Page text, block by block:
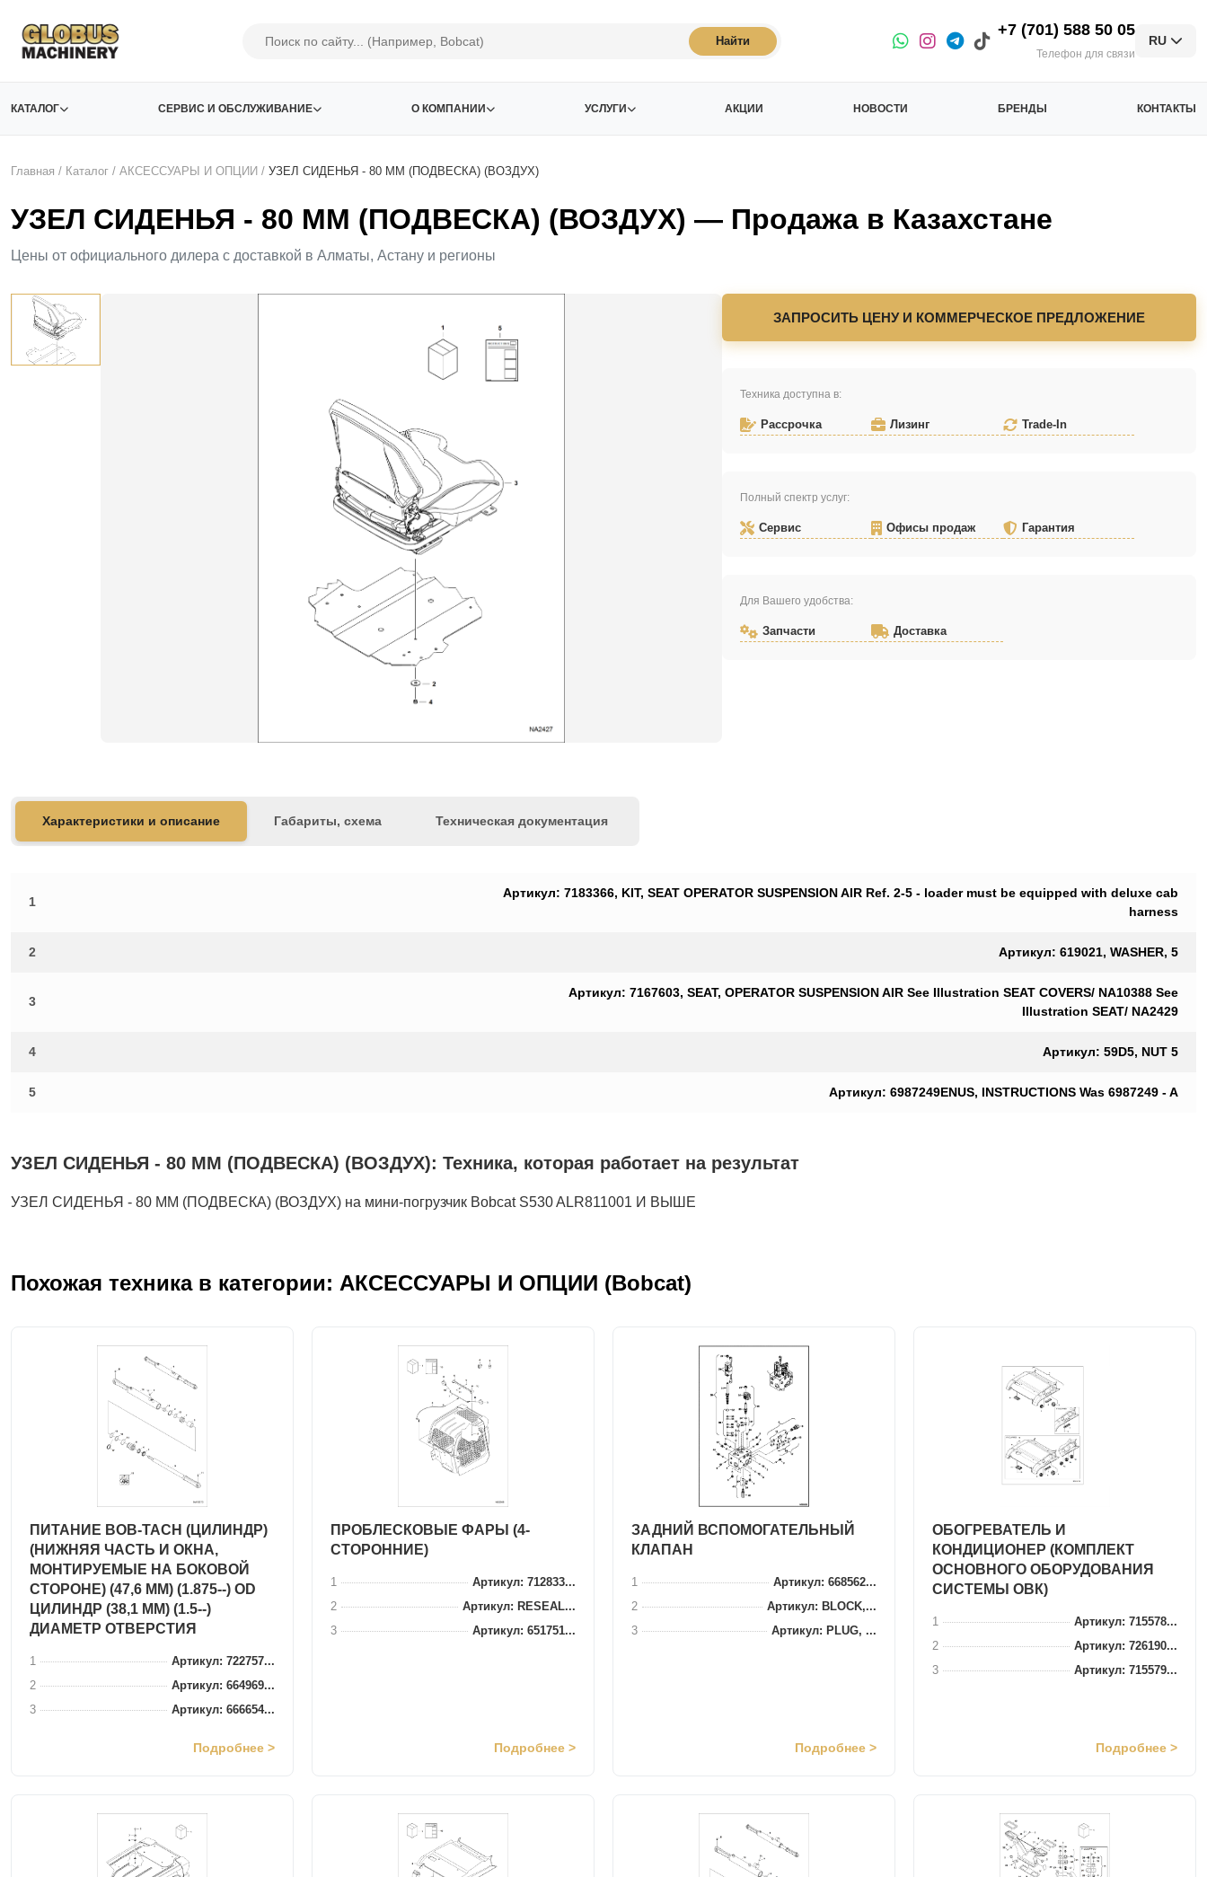
Найти
+7 (701) 588 50 05
Телефон для связи
RU
КАТАЛОГ СЕРВИС И ОБСЛУЖИВАНИЕ О КОМПАНИИ УСЛУГИ АКЦИИ НОВОСТИ БРЕНДЫ КОНТАКТЫ
Главная / Каталог / АКСЕСCУАРЫ И ОПЦИИ / УЗЕЛ СИДЕНЬЯ - 80 ММ (ПОДВЕСКА) (ВОЗДУХ)
УЗЕЛ СИДЕНЬЯ - 80 ММ (ПОДВЕСКА) (ВОЗДУХ) — Продажа в Казахстане
Цены от официального дилера с доставкой в Алматы, Астану и регионы
ЗАПРОСИТЬ ЦЕНУ И КОММЕРЧЕСКОЕ ПРЕДЛОЖЕНИЕ
Техника доступна в:
Рассрочка Лизинг Trade-In
Полный спектр услуг:
Сервис Офисы продаж Гарантия
Для Вашего удобства:
Запчасти Доставка
Характеристики и описание Габариты, схема Техническая документация
1
Артикул: 7183366, KIT, SEAT OPERATOR SUSPENSION AIR Ref. 2-5 - loader must be equipped with deluxe cab
harness
2 Артикул: 619021, WASHER, 5
3
Артикул: 7167603, SEAT, OPERATOR SUSPENSION AIR See Illustration SEAT COVERS/ NA10388 See
Illustration SEAT/ NA2429
4 Артикул: 59D5, NUT 5
5 Артикул: 6987249ENUS, INSTRUCTIONS Was 6987249 - A
УЗЕЛ СИДЕНЬЯ - 80 ММ (ПОДВЕСКА) (ВОЗДУХ): Техника, которая работает на результат
УЗЕЛ СИДЕНЬЯ - 80 ММ (ПОДВЕСКА) (ВОЗДУХ) на мини-погрузчик Bobcat S530 ALR811001 И ВЫШЕ
Похожая техника в категории: АКСЕСCУАРЫ И ОПЦИИ (Bobcat)
ПИТАНИЕ BOB-TACH (ЦИЛИНДР)
(НИЖНЯЯ ЧАСТЬ И ОКНА,
МОНТИРУЕМЫЕ НА БОКОВОЙ
СТОРОНЕ) (47,6 ММ) (1.875--) OD
ЦИЛИНДР (38,1 ММ) (1.5--)
ДИАМЕТР ОТВЕРСТИЯ
1
Артикул: 722757...
2
Артикул: 664969...
3
Артикул: 666654...
Подробнее >
ПРОБЛЕСКОВЫЕ ФАРЫ (4-
СТОРОННИЕ)
1
Артикул: 712833...
2
Артикул: RESEAL...
3
Артикул: 651751...
Подробнее >
ЗАДНИЙ ВСПОМОГАТЕЛЬНЫЙ
КЛАПАН
1
Артикул: 668562...
2
Артикул: BLOCK,...
3
Артикул: PLUG, ...
Подробнее >
ОБОГРЕВАТЕЛЬ И
КОНДИЦИОНЕР (КОМПЛЕКТ
ОСНОВНОГО ОБОРУДОВАНИЯ
СИСТЕМЫ ОВК)
1
Артикул: 715578...
2
Артикул: 726190...
3
Артикул: 715579...
Подробнее >